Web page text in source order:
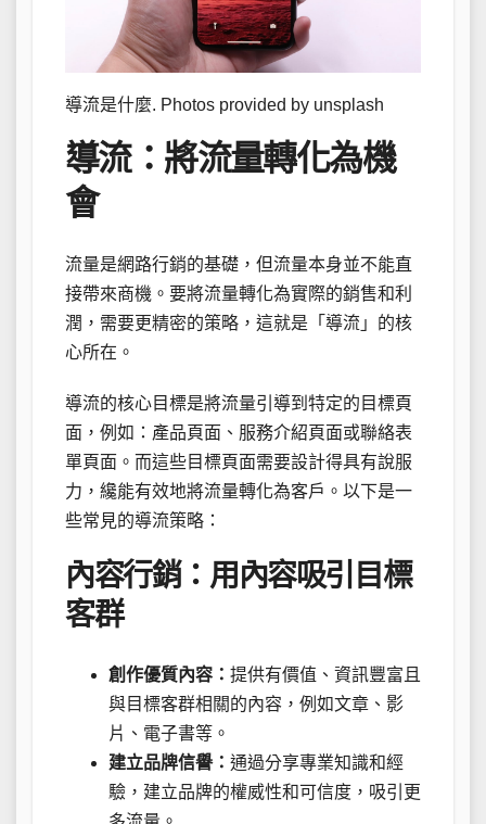
導流是什麼. Photos provided by unsplash
導流：將流量轉化為機
會
流量是網路行銷的基礎，但流量本身並不能直
接帶來商機。要將流量轉化為實際的銷售和利
潤，需要更精密的策略，這就是「導流」的核
心所在。
導流的核心目標是將流量引導到特定的目標頁
面，例如：產品頁面、服務介紹頁面或聯絡表
單頁面。而這些目標頁面需要設計得具有說服
力，纔能有效地將流量轉化為客戶。以下是一
些常見的導流策略：
內容行銷：用內容吸引目標
客群
創作優質內容： 提供有價值、資訊豐富且
與目標客群相關的內容，例如文章、影
片、電子書等。
建立品牌信譽： 通過分享專業知識和經
驗，建立品牌的權威性和可信度，吸引更